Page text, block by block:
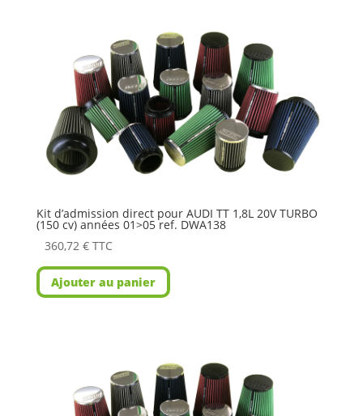
Kit d’admission direct pour AUDI TT 1,8L 20V TURBO
(150 cv) années 01>05 ref. DWA138
360,72 € TTC
Ajouter au panier